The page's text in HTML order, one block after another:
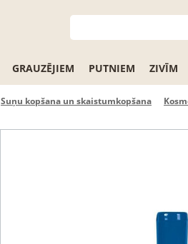
GRAUZĒJIEM PUTNIEM ZIVĪM
Suņu kopšana un skaistumkopšana